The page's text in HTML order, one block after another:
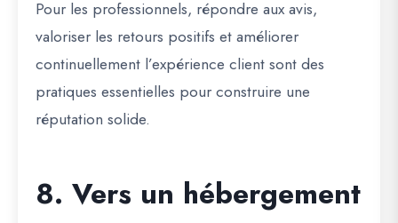
Pour les professionnels, répondre aux avis,
valoriser les retours positifs et améliorer
continuellement l’expérience client sont des
pratiques essentielles pour construire une
réputation solide.
8. Vers un hébergement